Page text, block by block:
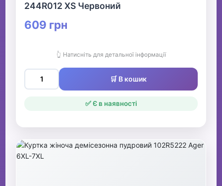
244R012 XS Червоний
609 грн
👆 Натисніть для детальної інформації
🛒 В кошик
✅ Є в наявності